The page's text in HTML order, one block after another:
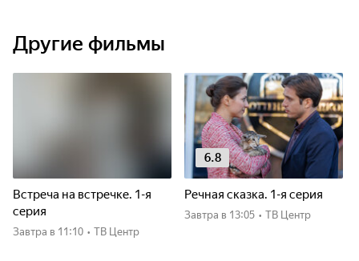
Другие фильмы
Встреча на встречке. 1-я
серия
Завтра в 11:10 • ТВ Центр
6.8
Речная сказка. 1-я серия
Завтра в 13:05 • ТВ Центр